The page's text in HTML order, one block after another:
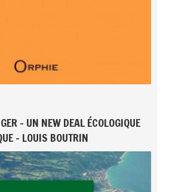
- UN NEW DEAL ÉCOLOGIQUE
- LOUIS BOUTRIN